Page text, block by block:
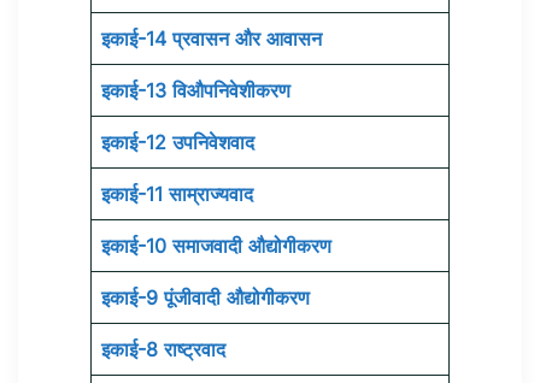
इकाई-14 प्रवासन और आवासन
इकाई-13 विऔपनिवेशीकरण
इकाई-12 उपनिवेशवाद
इकाई-11 साम्राज्यवाद
इकाई-10 समाजवादी औद्योगीकरण
इकाई-9 पूंजीवादी औद्योगीकरण
इकाई-8 राष्ट्रवाद